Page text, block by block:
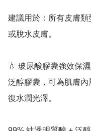
建議用於：所有皮膚
或脫水皮膚。
💧 玻尿酸膠囊強效保
泛醇膠囊，可為肌膚
復水潤光澤。